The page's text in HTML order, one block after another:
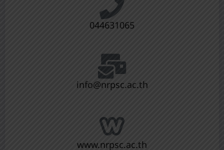
044631065
info@nrpsc.ac.th
www.nrpsc.ac.th